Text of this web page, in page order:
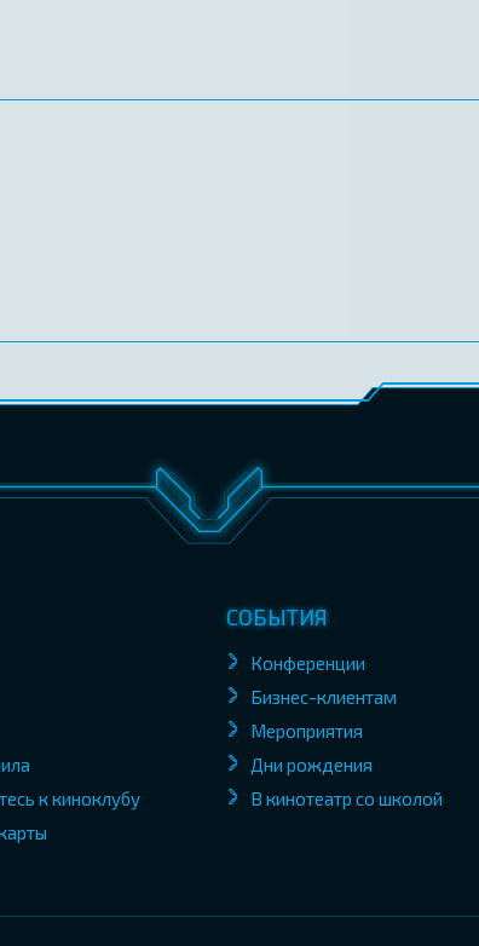
к киноклубу
СОБЫТИЯ
Конференции
Бизнес-клиентам
Мероприятия
Дни рождения
В кинотеатр со школой